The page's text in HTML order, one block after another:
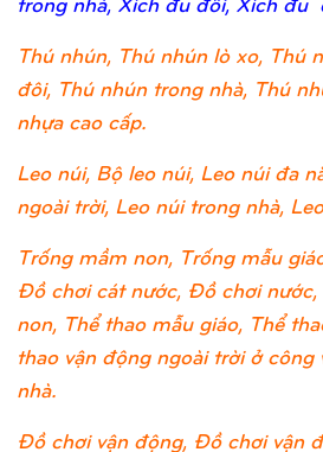
Thú nhún, Thú nhún lò xo, Thú
đôi, Thú nhún trong nhà, Thú
nhựa cao cấp.
Leo núi, Bộ leo núi, Leo núi đa
ngoài trời, Leo núi trong nhà,
Trống mầm non, Trống mẫu
Đồ chơi cát nước, Đồ chơi
non, Thể thao mẫu giáo, Thể
thao vận động ngoài trời ở
nhà.
Đồ chơi vận động, Đồ chơi vận